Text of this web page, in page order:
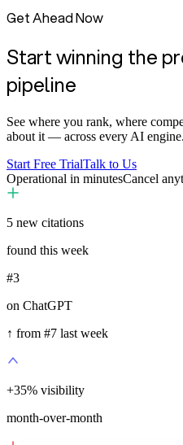
Get Ahead Now
Start winning the
pipeline
See where you rank, where
about it — across every AI engine.
Start Free TrialTalk to Us
Operational in minutesCancel
5 new citations
found this week
#3
on ChatGPT
↑ from #7 last week
+35% visibility
month-over-month